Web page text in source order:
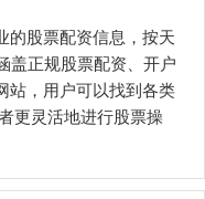
的股票配资信息，按天
盖正规股票配资、开户
站，用户可以找到各类
更灵活地进行股票操